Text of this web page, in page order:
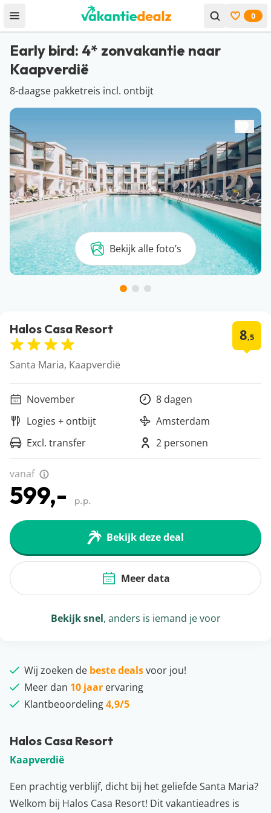
Open menu Bekijk
0
Early bird: 4* zonvakantie naar
Kaapverdië
8-daagse pakketreis incl. ontbijt
Bekijk alle foto’s
Halos Casa Resort
Kaapverdië
Een prachtig verblijf, dicht bij het geliefde Santa Maria?
Welkom bij Halos Casa Resort! Dit vakantieadres is
Halos Casa Resort 8,5
Santa Maria, Kaapverdië
November
8 dagen
Logies + ontbijt
Amsterdam
Excl. transfer
2 personen
vanaf
599,- p.p.
Bekijk deze deal
Meer data
Bekijk snel, anders is iemand je voor
Wij zoeken de beste dealsvoor jou!
Meer dan 10 jaar ervaring
Klantbeoordeling4,9/5